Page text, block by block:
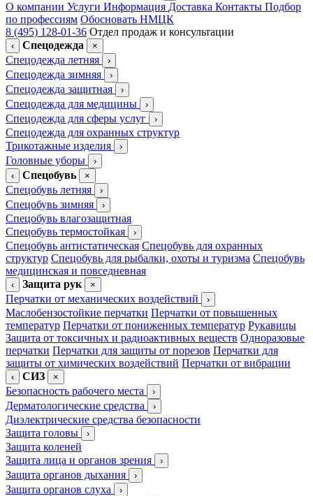
О компании Услуги Информация Доставка Контакты Подбор
по профессиям Обосновать НМЦК
8 (495) 128-01-36 Отдел продаж и консультации
‹ Спецодежда ×
Спецодежда летняя ›
Спецодежда зимняя ›
Спецодежда защитная ›
Спецодежда для медицины ›
Спецодежда для сферы услуг ›
Спецодежда для охранных структур
Трикотажные изделия
›
Головные уборы
›
‹
Спецобувь ×
Спецобувь летняя ›
Спецобувь зимняя ›
Спецобувь влагозащитная
Спецобувь термостойкая
›
Спецобувь антистатическая Спецобувь для охранных
структур Спецобувь для рыбалки, охоты и туризма Спецобувь
медицинская и повседневная
‹ Защита рук ×
Перчатки от механических воздействий ›
Маслобензостойкие перчатки Перчатки от повышенных
температур Перчатки от пониженных температур Рукавицы
Защита от токсичных и радиоактивных веществ Одноразовые
перчатки Перчатки для защиты от порезов Перчатки для
защиты от химических воздействий Перчатки от вибрации
‹ СИЗ ×
Безопасность рабочего места ›
Дерматологические средства ›
Диэлектрические средства безопасности
Защита головы
›
Защита коленей
Защита лица и органов зрения
›
Защита органов дыхания ›
Защита органов слуха ›